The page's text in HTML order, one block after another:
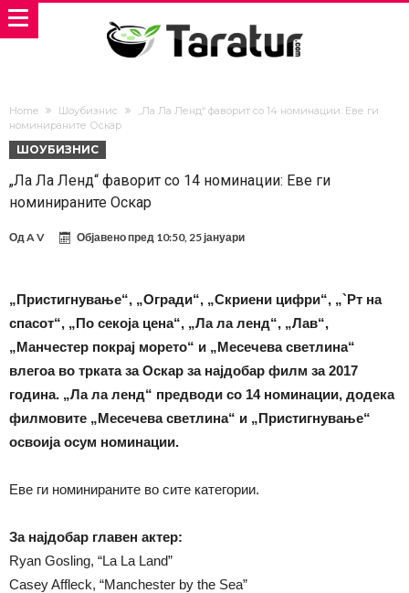
Home Шоубизнис
„Ла Ла Ленд“ фаворит со 14 номинации: Еве ги
номинираните Оскар
ШОУБИЗНИС
„Ла Ла Ленд“ фаворит со 14 номинации: Еве ги
номинираните Оскар
ОдA V Објавено пред 10:50, 25 јануари
„Пристигнување“, „Огради“, „Скриени цифри“, „`Рт на
спасот“, „По секоја цена“, „Ла ла ленд“, „Лав“,
„Манчестер покрај морето“ и „Месечева светлина“
влегоа во трката за Оскар за најдобар филм за 2017
година. „Ла ла ленд“ предводи со 14 номинации, додека
филмовите „Месечева светлина“ и „Пристигнување“
освоија осум номинации.
Еве ги номинираните во сите категории.
За најдобар главен актер:
Ryan Gosling, “La La Land”
Casey Affleck, “Manchester by the Sea”